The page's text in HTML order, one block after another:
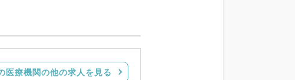
医療機関の他の求人を見る